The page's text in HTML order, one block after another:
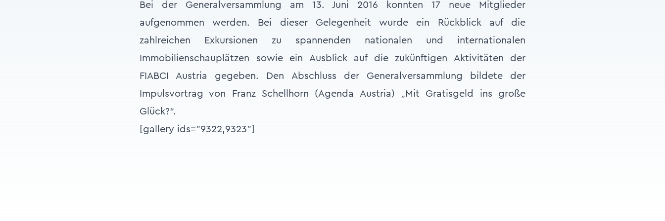
Bei der Generalversammlung am 13. Juni 2016 konnten 17 neue Mitglieder
aufgenommen werden. Bei dieser Gelegenheit wurde ein Rückblick auf die
zahlreichen Exkursionen zu spannenden nationalen und internationalen
Immobilienschauplätzen sowie ein Ausblick auf die zukünftigen Aktivitäten der
FIABCI Austria gegeben. Den Abschluss der Generalversammlung bildete der
Impulsvortrag von Franz Schellhorn (Agenda Austria) „Mit Gratisgeld ins große
Glück?“.
[gallery ids="9322,9323"]